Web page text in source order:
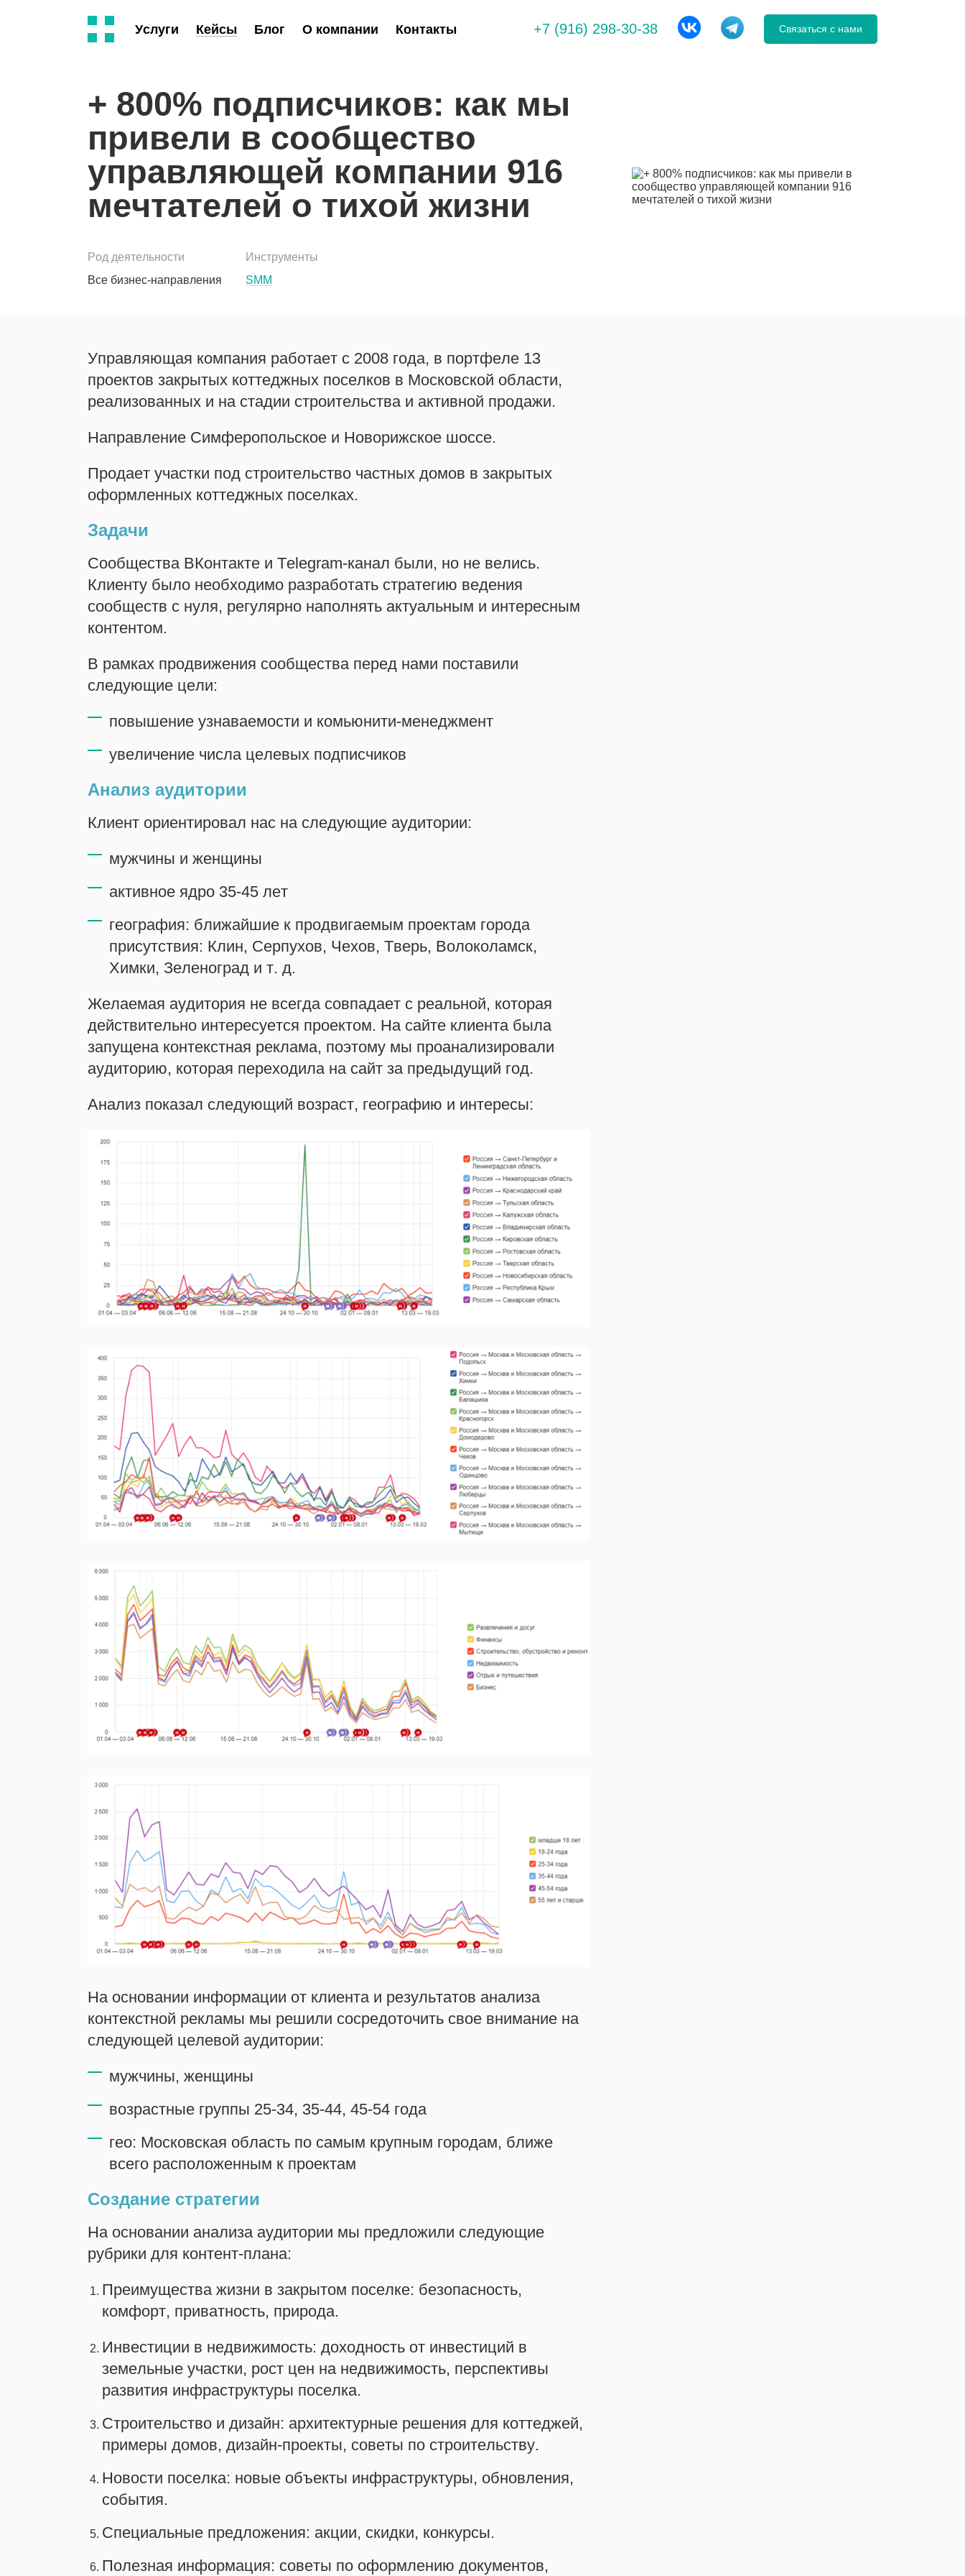
Услуги Кейсы Блог О компании Контакты +7 (916) 298-30-38 Связаться с нами
+ 800% подписчиков: как мы
привели в сообщество
управляющей компании 916
мечтателей о тихой жизни
Род деятельности
Все бизнес-направления
Инструменты
SMM
Управляющая компания работает с 2008 года, в портфеле 13
проектов закрытых коттеджных поселков в Московской области,
реализованных и на стадии строительства и активной продажи.
Направление Симферопольское и Новорижское шоссе.
Продает участки под строительство частных домов в закрытых
оформленных коттеджных поселках.
Задачи
Сообщества ВКонтакте и Telegram-канал были, но не велись.
Клиенту было необходимо разработать стратегию ведения
сообществ с нуля, регулярно наполнять актуальным и интересным
контентом.
В рамках продвижения сообщества перед нами поставили
следующие цели:
повышение узнаваемости и комьюнити-менеджмент
увеличение числа целевых подписчиков
Анализ аудитории
Клиент ориентировал нас на следующие аудитории:
мужчины и женщины
активное ядро 35-45 лет
география: ближайшие к продвигаемым проектам города
присутствия: Клин, Серпухов, Чехов, Тверь, Волоколамск,
Химки, Зеленоград и т. д.
Желаемая аудитория не всегда совпадает с реальной, которая
действительно интересуется проектом. На сайте клиента была
запущена контекстная реклама, поэтому мы проанализировали
аудиторию, которая переходила на сайт за предыдущий год.
Анализ показал следующий возраст, географию и интересы:
На основании информации от клиента и результатов анализа
контекстной рекламы мы решили сосредоточить свое внимание на
следующей целевой аудитории:
мужчины, женщины
возрастные группы 25-34, 35-44, 45-54 года
гео: Московская область по самым крупным городам, ближе
всего расположенным к проектам
Создание стратегии
На основании анализа аудитории мы предложили следующие
рубрики для контент-плана:
Преимущества жизни в закрытом поселке: безопасность,
комфорт, приватность, природа.
Инвестиции в недвижимость: доходность от инвестиций в
земельные участки, рост цен на недвижимость, перспективы
развития инфраструктуры поселка.
Строительство и дизайн: архитектурные решения для коттеджей,
примеры домов, дизайн-проекты, советы по строительству.
Новости поселка: новые объекты инфраструктуры, обновления,
события.
Специальные предложения: акции, скидки, конкурсы.
Полезная информация: советы по оформлению документов,